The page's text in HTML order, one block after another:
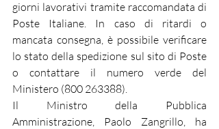
giorni lavorativi tramite raccomandata di
Poste Italiane. In caso di ritardi o
mancata consegna, è possibile verificare
lo stato della spedizione sul sito di Poste
o contattare il numero verde del
Ministero (800 263388).
Il Ministro della Pubblica
Amministrazione, Paolo Zangrillo, ha